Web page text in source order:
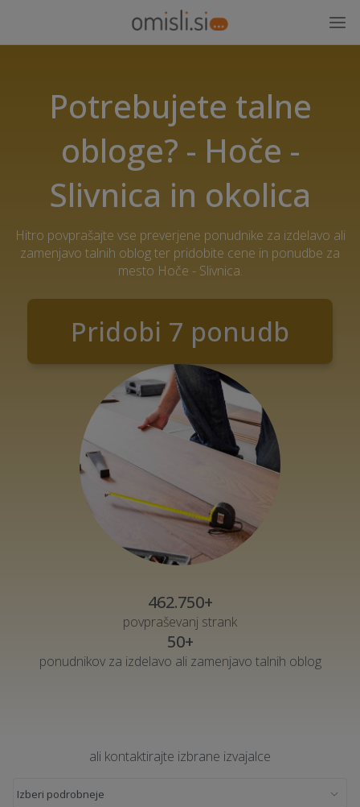
Potrebujete talne
obloge? - Hoče -
Slivnica in okolica
Hitro povprašajte vse preverjene ponudnike za izdelavo ali
zamenjavo talnih oblog ter pridobite cene in ponudbe za
mesto Hoče - Slivnica.
Pridobi 7 ponudb
462.750+
povpraševanj strank
50+
ponudnikov za izdelavo ali zamenjavo talnih oblog
ali kontaktirajte izbrane izvajalce